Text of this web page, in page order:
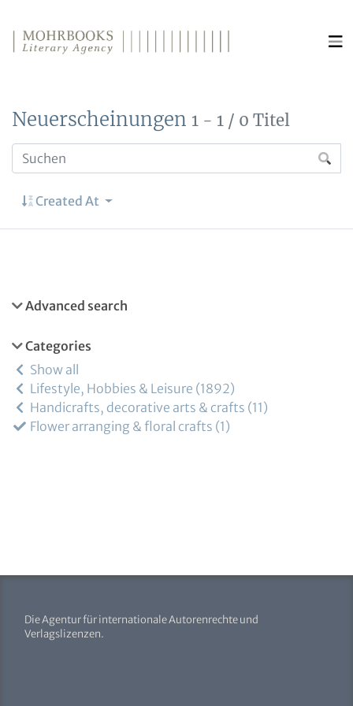
Neuerscheinungen 1 - 1 / 0 Titel
Created At
Advanced search
Categories
Show all
Lifestyle, Hobbies & Leisure 1892
Handicrafts, decorative arts & crafts 11
Flower arranging & floral crafts 1
Die Agentur für internationale Autorenrechte und
Verlagslizenzen.